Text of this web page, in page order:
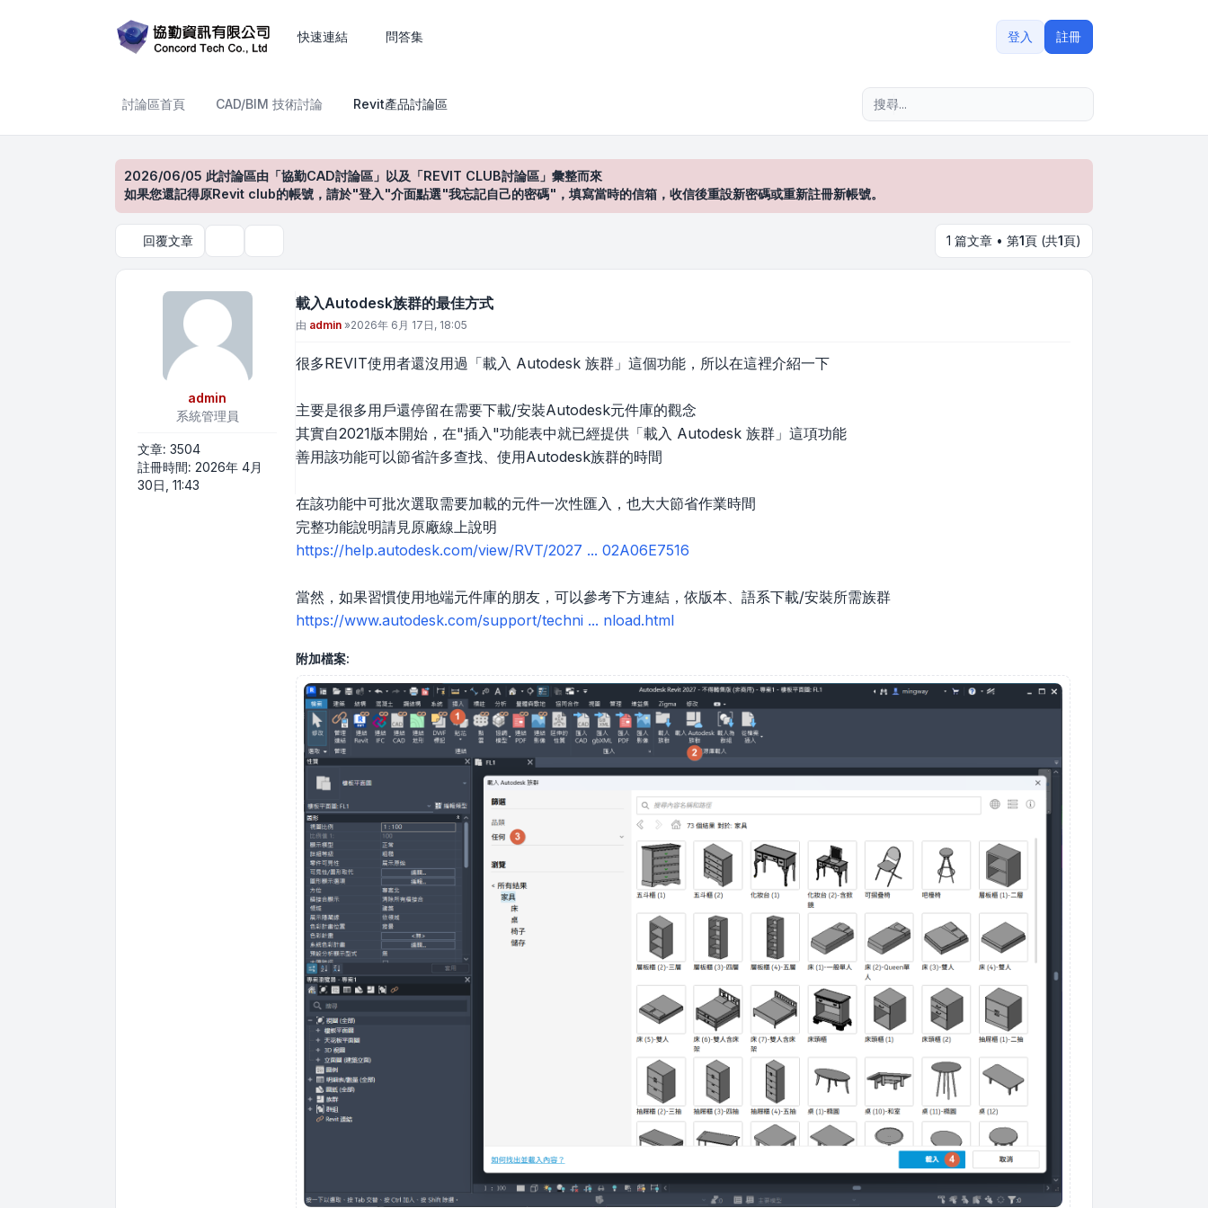
快速連結 問答集 登入 註冊
討論區首頁 CAD/BIM 技術討論 Revit產品討論區
2026/06/05 此討論區由「協勤CAD討論區」以及「REVIT CLUB討論區」彙整而來
如果您還記得原Revit club的帳號，請於"登入"介面點選"我忘記自己的密碼"，填寫當時的信箱，收信後重設新密碼或重新註冊新帳號。
回覆文章 1 篇文章 • 第1頁 (共1頁)
admin
系統管理員
文章: 3504
註冊時間: 2026年 4月
30日, 11:43
載入Autodesk族群的最佳方式
文章
由 admin »2026年 6月 17日, 18:05
很多REVIT使用者還沒用過「載入 Autodesk 族群」這個功能，所以在這裡介紹一下
主要是很多用戶還停留在需要下載/安裝Autodesk元件庫的觀念
其實自2021版本開始，在"插入"功能表中就已經提供「載入 Autodesk 族群」這項功能
善用該功能可以節省許多查找、使用Autodesk族群的時間
在該功能中可批次選取需要加載的元件一次性匯入，也大大節省作業時間
完整功能說明請見原廠線上說明
https://help.autodesk.com/view/RVT/2027 ... 02A06E7516
當然，如果習慣使用地端元件庫的朋友，可以參考下方連結，依版本、語系下載/安裝所需族群
https://www.autodesk.com/support/techni ... nload.html
附加檔案: